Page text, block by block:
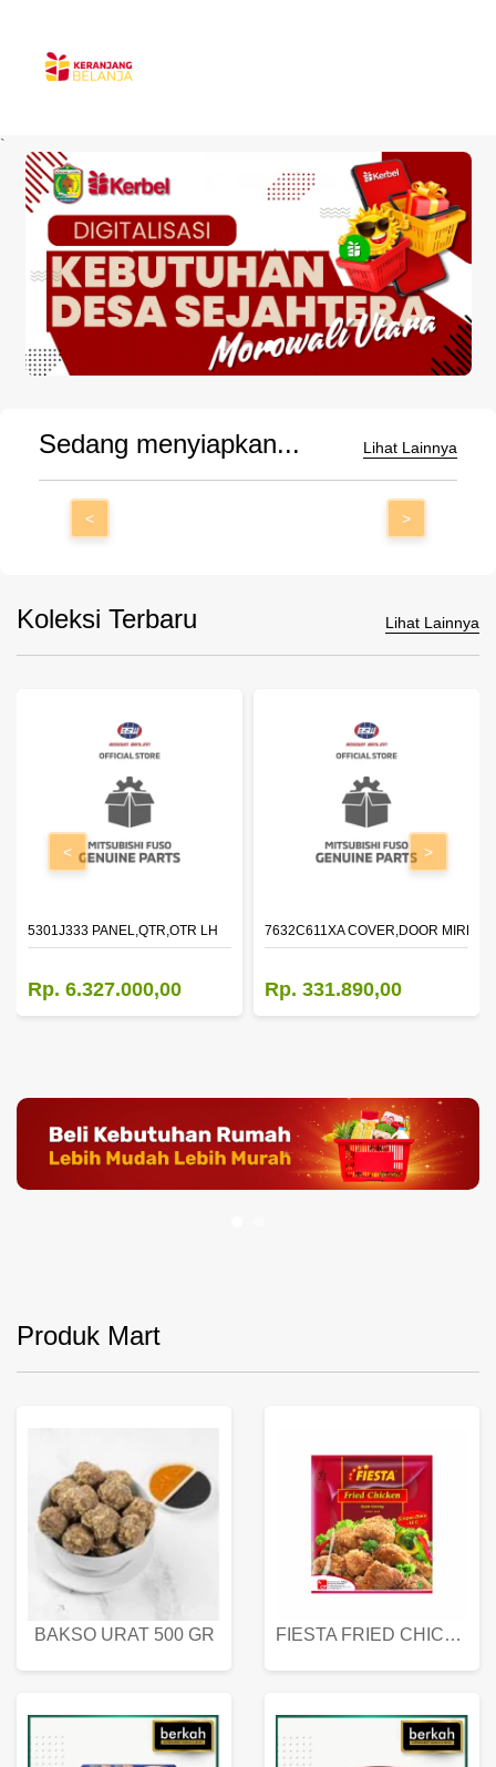
`
Sedang menyiapkan... Lihat Lainnya
< >
Koleksi Terbaru Lihat Lainnya
5301J333 PANEL,QTR,OTR LH
Rp. 6.327.000,00
7632C611XA COVER,DOOR
Rp. 331.890,00
< >
Produk Mart
BAKSO URAT 500 GR FIESTA FRIED CHICKEN 500 GR